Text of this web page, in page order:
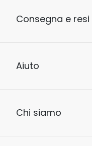
Consegna e resi
Aiuto
Chi siamo